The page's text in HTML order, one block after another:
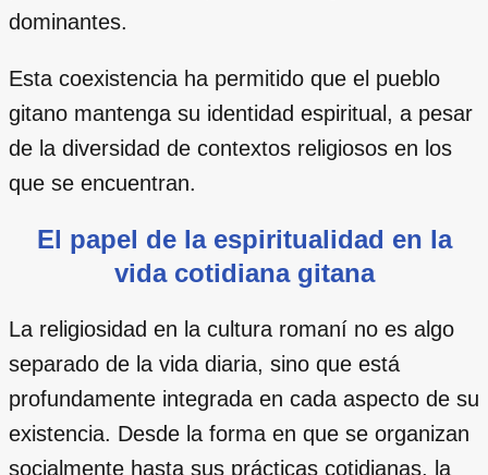
dominantes.
Esta coexistencia ha permitido que el pueblo
gitano mantenga su identidad espiritual, a pesar
de la diversidad de contextos religiosos en los
que se encuentran.
El papel de la espiritualidad en la
vida cotidiana gitana
La religiosidad en la cultura romaní no es algo
separado de la vida diaria, sino que está
profundamente integrada en cada aspecto de su
existencia. Desde la forma en que se organizan
socialmente hasta sus prácticas cotidianas, la